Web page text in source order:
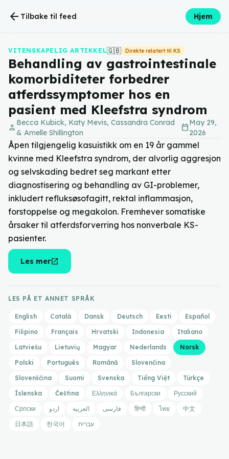
arrow_back Tilbake til feed Hjem
VITENSKAPELIG ARTIKKEL🇬🇧 Direkte relatert til KS
Behandling av gastrointestinale
komorbiditeter forbedrer
atferdssymptomer hos en
pasient med Kleefstra syndrom
person Becca Kubick, Katy Mevis, Cassandra Conrad
& Amelle Shillington
calendar_todayMay 29,
2026
Åpen tilgjengelig kasuistikk om en 19 år gammel
kvinne med Kleefstra syndrom, der alvorlig aggresjon
og selvskading bedret seg markant etter
diagnostisering og behandling av GI-problemer,
inkludert refluksøsofagitt, rektal inflammasjon,
forstoppelse og megakolon. Fremhever somatiske
årsaker til atferdsforverring hos nonverbale KS-
pasienter.
Les meropen_in_new
LES PÅ ET ANNET SPRÅK
English Català Dansk Deutsch Eesti
Español
Filipino
Français Hrvatski Indonesia
Italiano
Latviešu
Lietuvių Magyar Nederlands
Norsk
Polski
Português Română
Slovenčina
Slovenščina
Suomi Svenska Tiếng Việt
Türkçe
Íslenska
Čeština Ελληνικά Български
Русский
Српски
اردو العربية فارسی हिन्दी ไทย
中文
日本語
한국어 עברית